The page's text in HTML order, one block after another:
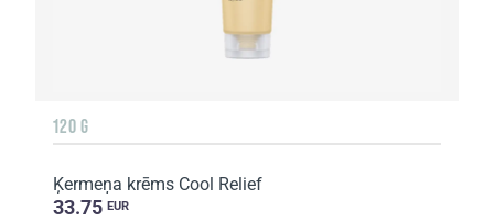
120 G
Ķermeņa krēms Cool Relief
33.75 EUR